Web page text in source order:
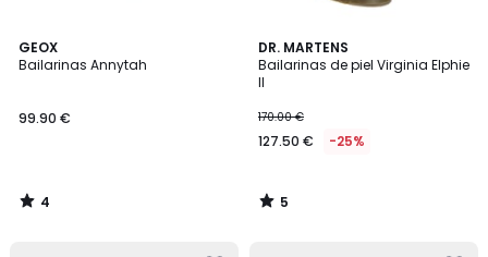
GEOX
Bailarinas Annytah
99.90 €
4
/
4
/
DR. MARTENS
Bailarinas de piel Virginia Elphie
II
170.00 €
127.50 € -25%
5
/
5
/